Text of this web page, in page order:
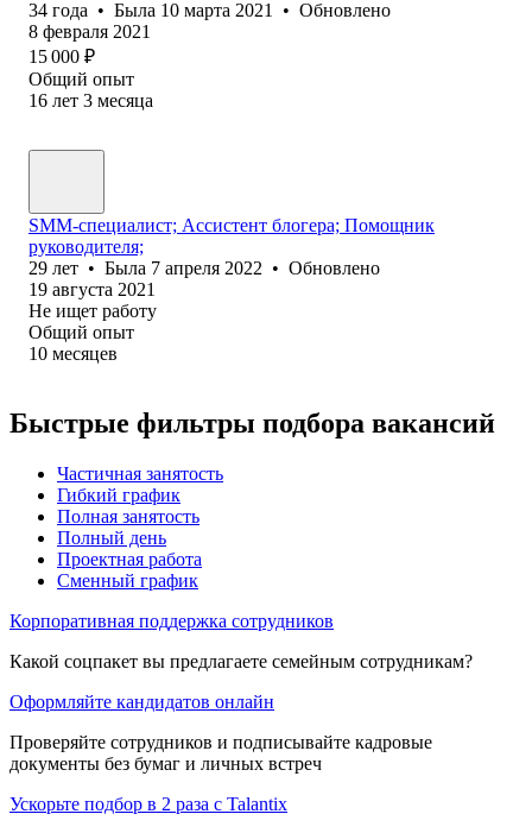
34 года • Была 10 марта 2021 • Обновлено
8 февраля 2021
15 000 ₽
Общий опыт
16 лет 3 месяца
SMM-специалист; Ассистент блогера; Помощник
руководителя;
29 лет • Была 7 апреля 2022 • Обновлено
19 августа 2021
Не ищет работу
Общий опыт
10 месяцев
Быстрые фильтры подбора вакансий
Частичная занятость
Гибкий график
Полная занятость
Полный день
Проектная работа
Сменный график
Корпоративная поддержка сотрудников
Какой соцпакет вы предлагаете семейным сотрудникам?
Оформляйте кандидатов онлайн
Проверяйте сотрудников и подписывайте кадровые
документы без бумаг и личных встреч
Ускорьте подбор в 2 раза с Talantix